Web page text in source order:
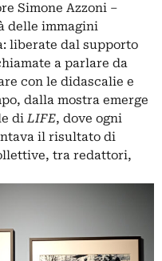
Simone Azzoni –
delle immagini
liberate dal supporto
a parlare da
con le didascalie e
dalla mostra emerge
diLIFE, dove ogni
il risultato di
tra redattori,